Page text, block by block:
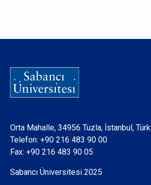
Orta Mahalle, 34956 Tuzla, İstanbul,
Telefon: +90 216 483 90 00
Fax: +90 216 483 90 05
Sabancı Üniversitesi 2025